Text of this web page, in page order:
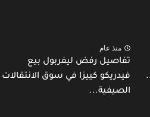
منذ عام
تفاصيل رفض ليفربول بيع
فيدريكو كييزا في سوق الانتقالات
الصيفية...